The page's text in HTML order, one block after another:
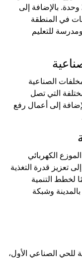
الذي يضم 86 عمارة سكنية بإجمالي 2064 وحدة. بالإضافة إلى
في المنطقة
للتعليم
الصناعية
التي تصل
52 ألف م³ يوميًا، بالإضافة إلى أعمال رفع
الكهربائي
يهدف إلى تعزيز قدرة التغذية
لخطط التنمية
وشبكة
للحي الصناعي الأول،